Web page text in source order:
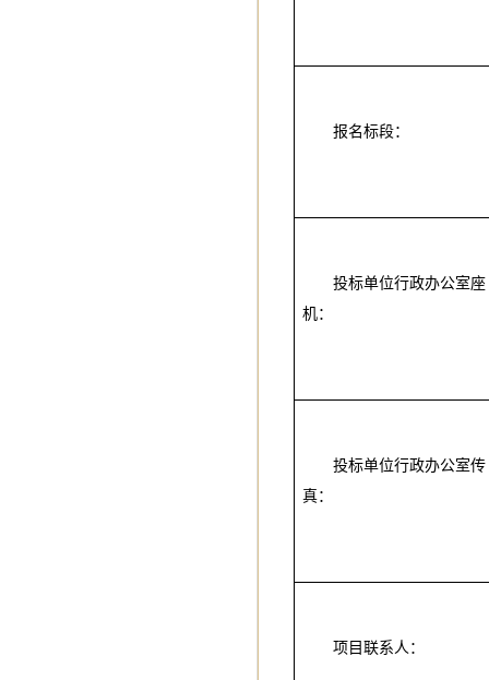
报名标段：
投标单位行政办公室座
机：
投标单位行政办公室传
真：
项目联系人：